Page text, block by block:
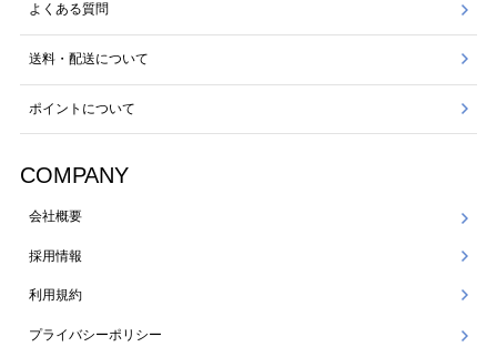
よくある質問
送料・配送について
ポイントについて
COMPANY
会社概要
採用情報
利用規約
プライバシーポリシー